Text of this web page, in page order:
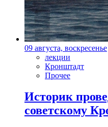
09 августа, воскресенье
лекции
Кронштадт
Прочее
Историк
советскому